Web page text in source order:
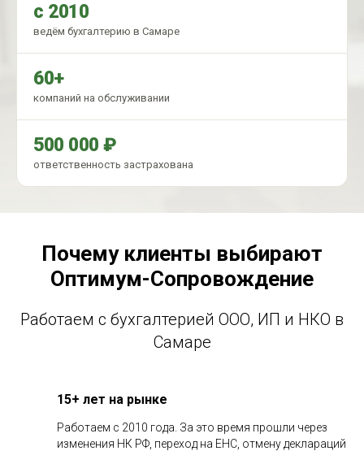
с 2010
ведём бухгалтерию в Самаре
60+
компаний на обслуживании
500 000 ₽
ответственность застрахована
Почему клиенты выбирают
Оптимум-Сопровождение
Работаем с бухгалтерией ООО, ИП и НКО в
Самаре
15+ лет на рынке
Работаем с 2010 года. За это время прошли через
изменения НК РФ, переход на ЕНС, отмену деклараций